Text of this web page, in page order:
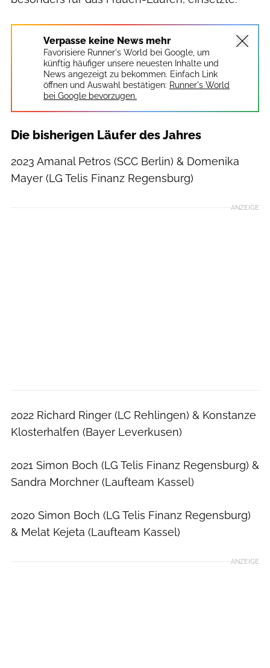
Verpasse keine News mehr
Favorisiere Runner's World bei Google, um
künftig häufiger unsere neuesten Inhalte und
News angezeigt zu bekommen. Einfach Link
öffnen und Auswahl bestätigen: Runner's World
bei Google bevorzugen.
Die bisherigen Läufer des Jahres
2023 Amanal Petros (SCC Berlin) & Domenika
Mayer (LG Telis Finanz Regensburg)
ANZEIGE
2022 Richard Ringer (LC Rehlingen) & Konstanze
Klosterhalfen (Bayer Leverkusen)
2021 Simon Boch (LG Telis Finanz Regensburg) &
Sandra Morchner (Laufteam Kassel)
2020 Simon Boch (LG Telis Finanz Regensburg)
& Melat Kejeta (Laufteam Kassel)
ANZEIGE